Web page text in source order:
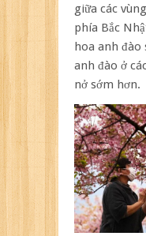
giữa các
phía Bắc
hoa anh đào
anh đào ở
nở sớm hơn.